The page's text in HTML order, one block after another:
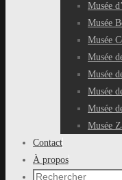
Musée
Musée
Musée
Musée
Musée
Musée
Musée
Musée
Contact
À propos
Recherche